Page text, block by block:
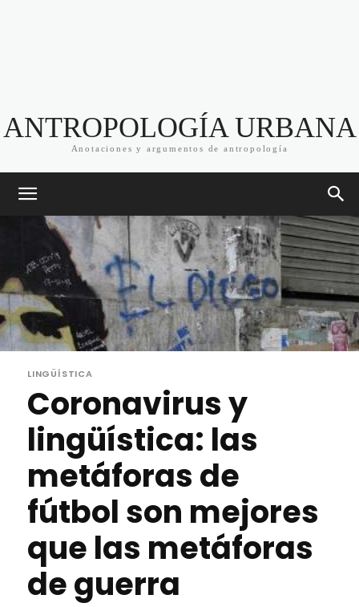
ANTROPOLOGÍA URBANA
Anotaciones y argumentos de antropología
LINGÜÍSTICA
Coronavirus y
lingüística: las
metáforas de
fútbol son mejores
que las metáforas
de guerra